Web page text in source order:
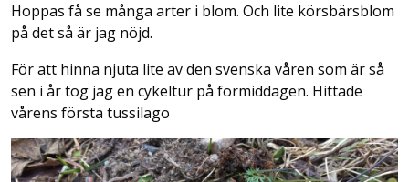
Hoppas få se många arter i blom. Och lite körsbärsblom
på det så är jag nöjd.
För att hinna njuta lite av den svenska våren som är så
sen i år tog jag en cykeltur på förmiddagen. Hittade
vårens första tussilago